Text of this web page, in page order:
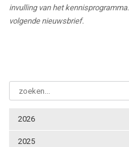
2026
2025
invulling van het
volgende nieuwsbrief.